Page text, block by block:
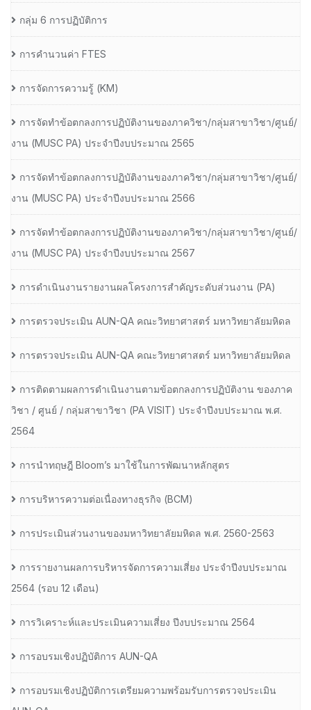
กลุ่ม 6 การปฏิบัติการ
การคำนวนค่า FTES
การจัดการความรู้ (KM)
การจัดทำข้อตกลงการปฏิบัติงานของภาควิชา/กลุ่มสาขาวิชา/ศูนย์/
งาน (MUSC PA) ประจำปีงบประมาณ 2565
การจัดทำข้อตกลงการปฏิบัติงานของภาควิชา/กลุ่มสาขาวิชา/ศูนย์/
งาน (MUSC PA) ประจำปีงบประมาณ 2566
การจัดทำข้อตกลงการปฏิบัติงานของภาควิชา/กลุ่มสาขาวิชา/ศูนย์/
งาน (MUSC PA) ประจำปีงบประมาณ 2567
การดำเนินงานรายงานผลโครงการสำคัญระดับส่วนงาน (PA)
การตรวจประเมิน AUN-QA คณะวิทยาศาสตร์ มหาวิทยาลัยมหิดล
การตรวจประเมิน AUN-QA คณะวิทยาศาสตร์ มหาวิทยาลัยมหิดล
การติดตามผลการดำเนินงานตามข้อตกลงการปฏิบัติงาน ของภาค
วิชา / ศูนย์ / กลุ่มสาขาวิชา (PA VISIT) ประจำปีงบประมาณ พ.ศ.​
2564
การนำทฤษฎี Bloom’s มาใช้ในการพัฒนาหลักสูตร
การบริหารความต่อเนื่องทางธุรกิจ (BCM)
การประเมินส่วนงานของมหาวิทยาลัยมหิดล พ.ศ. 2560-2563
การรายงานผลการบริหารจัดการความเสี่ยง ประจำปีงบประมาณ
2564 (รอบ 12 เดือน)
การวิเคราะห์และประเมินความเสี่ยง ปีงบประมาณ 2564
การอบรมเชิงปฏิบัติการ AUN-QA
การอบรมเชิงปฏิบัติการเตรียมความพร้อมรับการตรวจประเมิน